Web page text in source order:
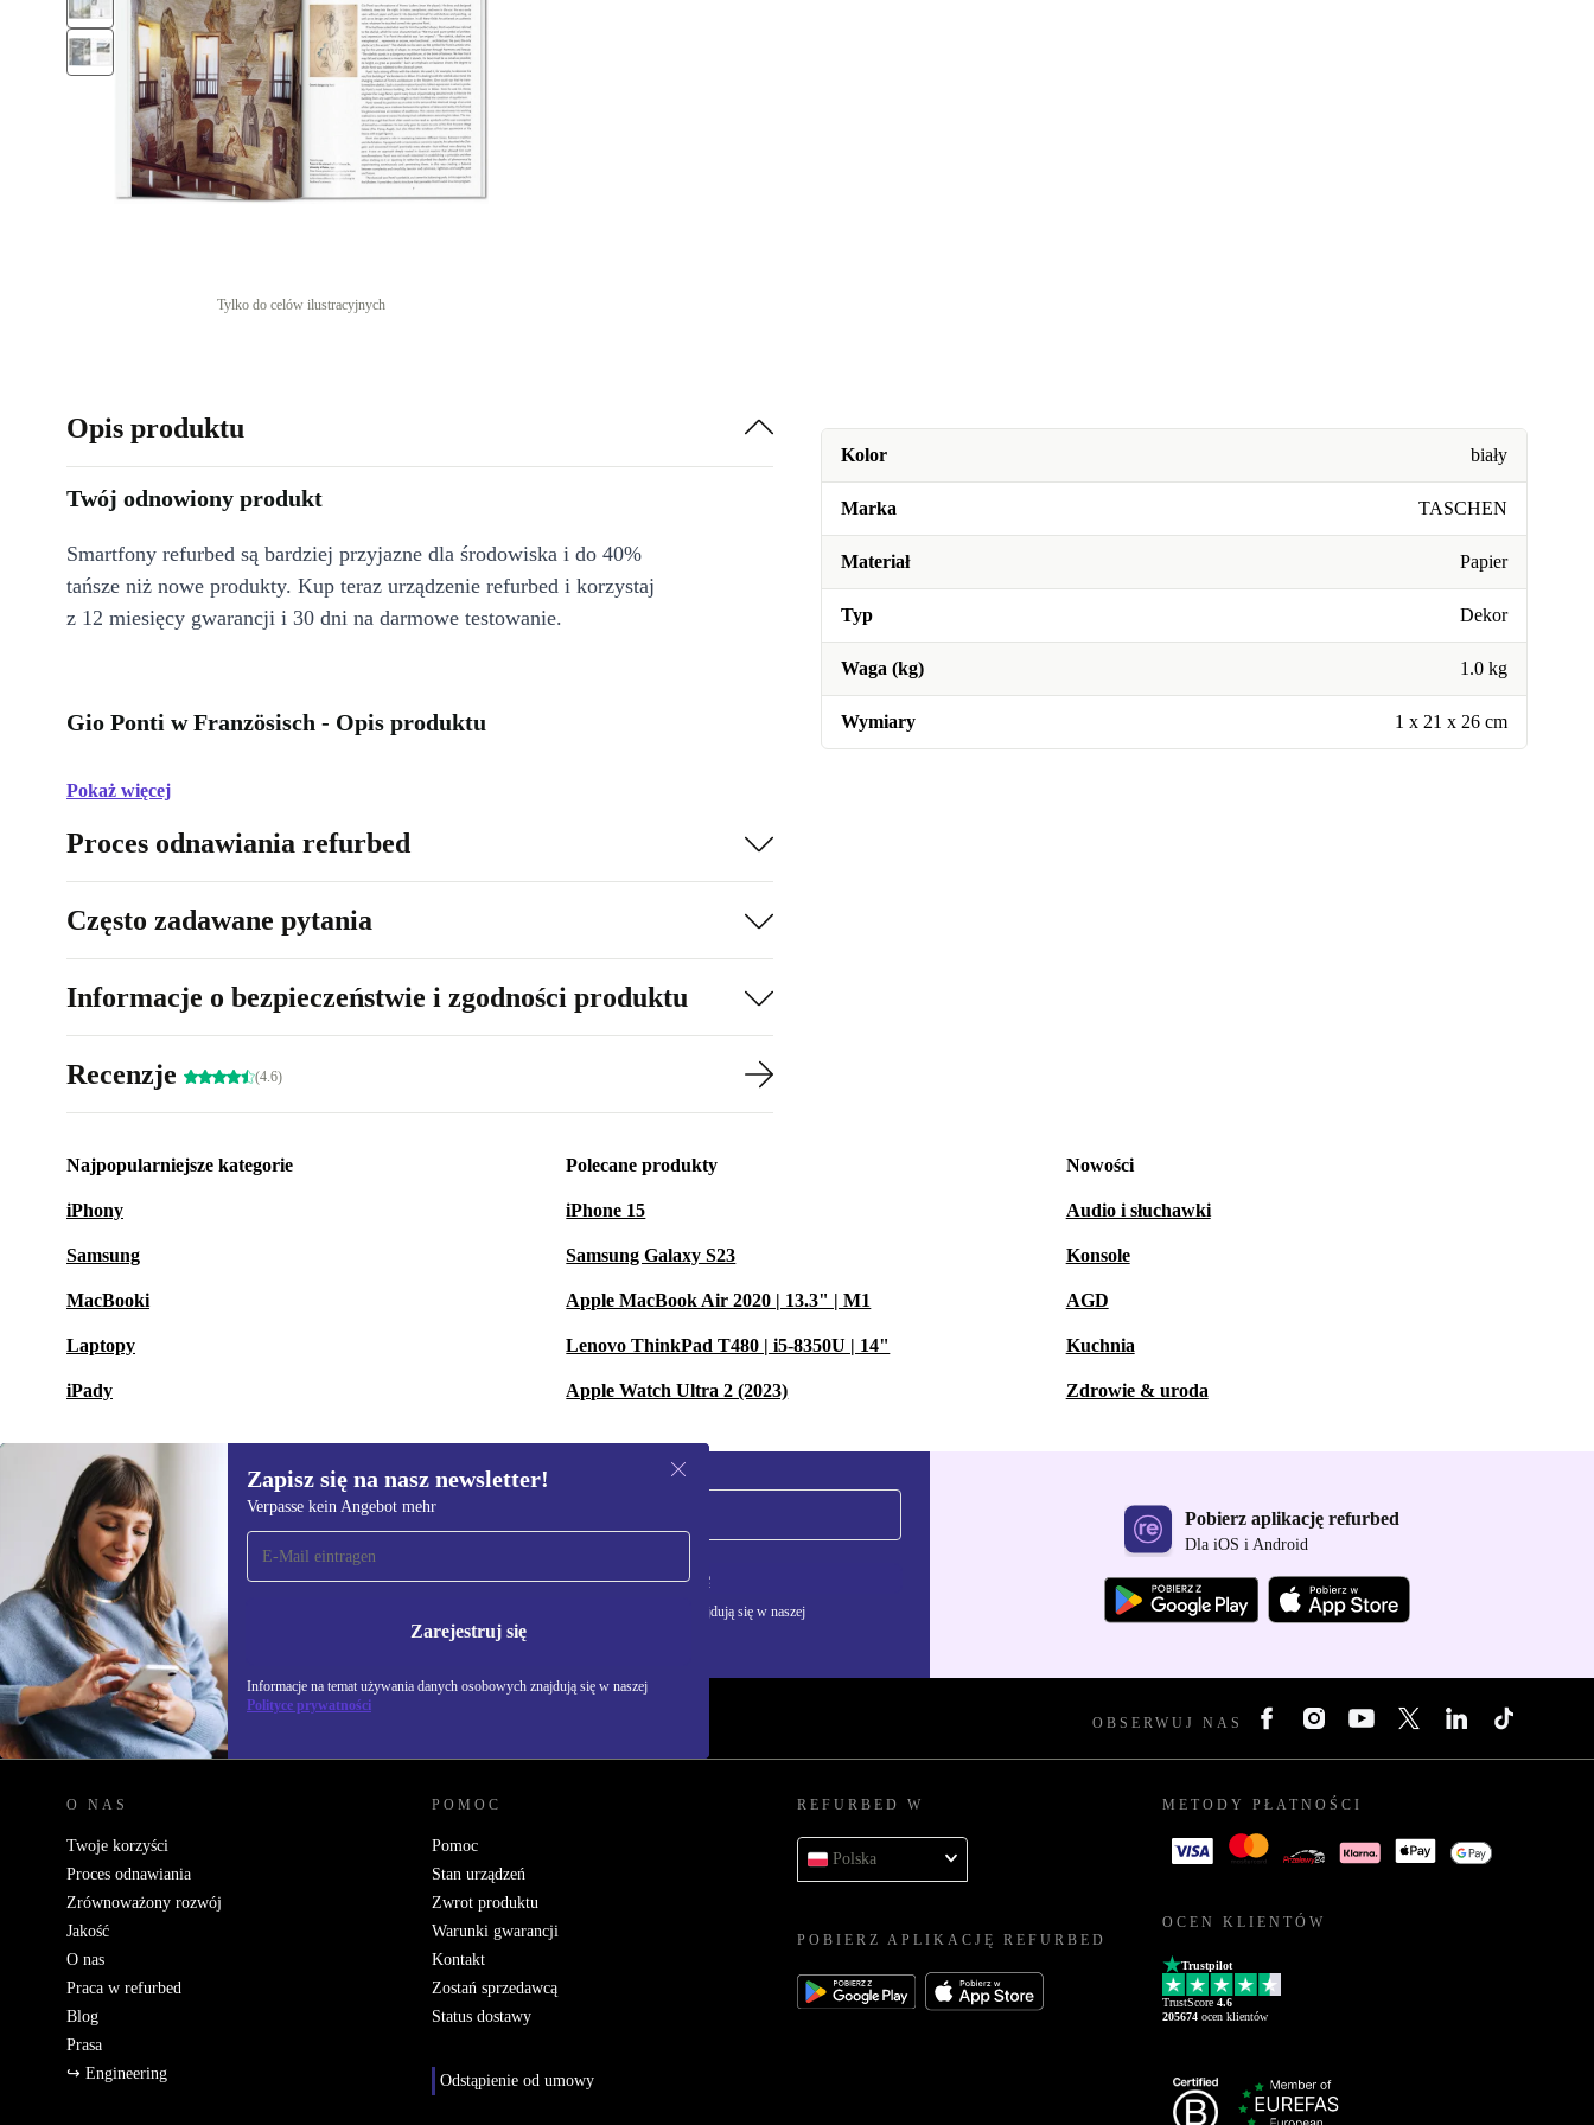
Tylko do celów ilustracyjnych
Kolor biały
Marka TASCHEN
Materiał Papier
Typ Dekor
Waga (kg) 1.0 kg
Wymiary 1 x 21 x 26 cm
Opis produktu
Twój odnowiony produkt
Smartfony refurbed są bardziej przyjazne dla środowiska i do 40%
tańsze niż nowe produkty. Kup teraz urządzenie refurbed i korzystaj
z 12 miesięcy gwarancji i 30 dni na darmowe testowanie.
Gio Ponti w Französisch - Opis produktu
Pokaż więcej
Proces odnawiania refurbed
Często zadawane pytania
Informacje o bezpieczeństwie i zgodności produktu
Recenzje (4.6)
Najpopularniejsze kategorie
iPhony
Samsung
MacBooki
Laptopy
iPady
Polecane produkty
iPhone 15
Samsung Galaxy S23
Apple MacBook Air 2020 | 13.3" | M1
Lenovo ThinkPad T480 | i5-8350U | 14"
Apple Watch Ultra 2 (2023)
Nowości
Audio i słuchawki
Konsole
AGD
Kuchnia
Zdrowie & uroda
Zapisz się na nasz newsletter!
Verpasse kein Angebot mehr
Zarejestruj się
Informacje na temat używania danych osobowych znajdują się w naszej
Polityce prywatności
Zapisz się na nasz
newsletter!
Nie przegap żadnej oferty.
Zarejestruj się
Informacje na temat używania danych osobowych znajdują się w naszej
Polityce prywatności
Pobierz aplikację refurbed
Dla iOS i Android
REFURBED POLSKA - RETHINK NEW. OBSERWUJ NAS
O NAS
Twoje korzyści
Proces odnawiania
Zrównoważony rozwój
Jakość
O nas
Praca w refurbed
Blog
Prasa
↪ Engineering
POMOC
Pomoc
Stan urządzeń
Zwrot produktu
Warunki gwarancji
Kontakt
Zostań sprzedawcą
Status dostawy
Odstąpienie od umowy
REFURBED W
Polska
POBIERZ APLIKACJĘ REFURBED
METODY PŁATNOŚCI
OCEN KLIENTÓW
Trustpilot
TrustScore 4.6
205674 ocen klientów